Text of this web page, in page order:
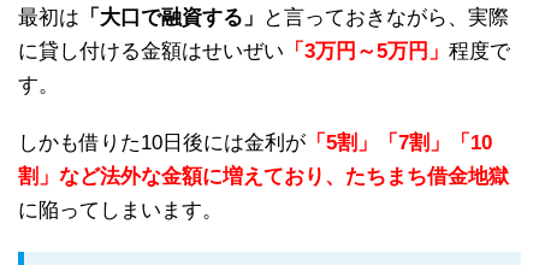
最初は 「大口で融資する」
と言っておきながら、実際
に貸し付ける金額はせいぜい 「3万円～5万円」 程度で
す。
しかも借りた10日後には金利が 「5割」「7割」「10
割」など法外な金額に増えており、たちまち借金地獄
に陥ってしまいます。